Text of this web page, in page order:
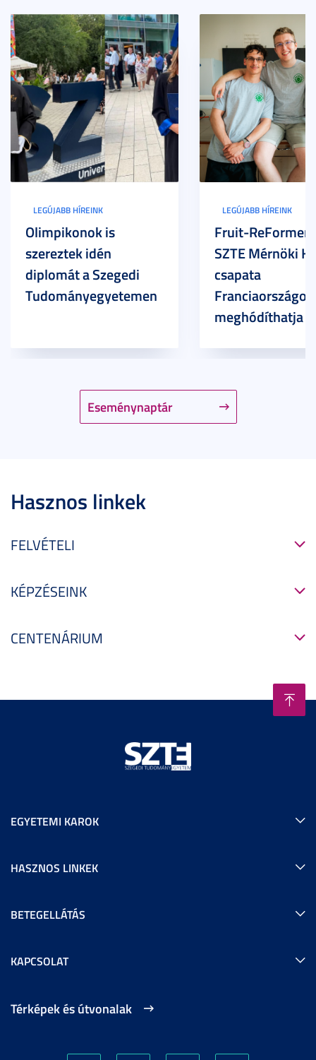
Eseménynaptár
LEGÚJABB HÍREINK
Olimpikonok is
szereztek idén
diplomát a Szegedi
Tudományegyetemen
LEGÚJABB HÍREINK
Fruit-
SZTE Mérnöki
csapata
Franciaországot
meghódíthatja
Hasznos linkek
FELVÉTELI
KÉPZÉSEINK
CENTENÁRIUM
EGYETEMI KAROK
HASZNOS LINKEK
BETEGELLÁTÁS
KAPCSOLAT
Térképek és útvonalak